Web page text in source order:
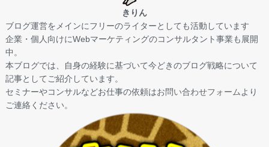
きりん
ブログ運営をメインにフリーのライターとしても活動しています
企業・個人向けにWebマーケティングのコンサルタント事業も展開
中。
本ブログでは、自身の経験に基づいて今どきのブログ戦略について
記事としてご紹介しています。
セミナーやコンサルなどお仕事の依頼はお問い合わせフォームより
ご連絡ください。